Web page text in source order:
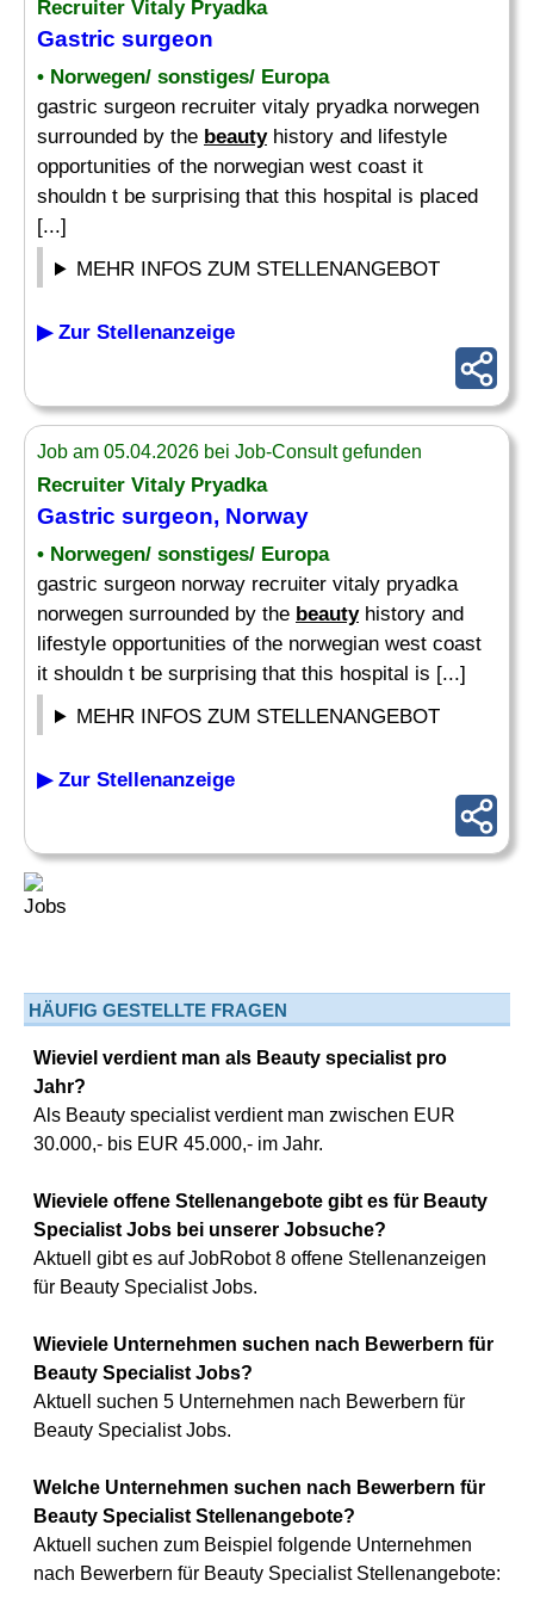
Recruiter Vitaly Pryadka
Gastric surgeon
• Norwegen/ sonstiges/ Europa
gastric surgeon recruiter vitaly pryadka norwegen
surrounded by the beautyhistory and lifestyle
opportunities of the norwegian west coast it
shouldn t be surprising that this hospital is placed
[...]
MEHR INFOS ZUM STELLENANGEBOT
▶ Zur Stellenanzeige
Job am 05.04.2026 bei Job-Consult gefunden
Recruiter Vitaly Pryadka
Gastric surgeon, Norway
• Norwegen/ sonstiges/ Europa
gastric surgeon norway recruiter vitaly pryadka
norwegen surrounded by the beautyhistory and
lifestyle opportunities of the norwegian west coast
it shouldn t be surprising that this hospital is [...]
MEHR INFOS ZUM STELLENANGEBOT
▶ Zur Stellenanzeige
HÄUFIG GESTELLTE FRAGEN
Wieviel verdient man als Beauty specialist pro
Jahr?
Als Beauty specialist verdient man zwischen EUR
30.000,- bis EUR 45.000,- im Jahr.
Wieviele offene Stellenangebote gibt es für Beauty
Specialist Jobs bei unserer Jobsuche?
Aktuell gibt es auf JobRobot 8 offene Stellenanzeigen
für Beauty Specialist Jobs.
Wieviele Unternehmen suchen nach Bewerbern für
Beauty Specialist Jobs?
Aktuell suchen 5 Unternehmen nach Bewerbern für
Beauty Specialist Jobs.
Welche Unternehmen suchen nach Bewerbern für
Beauty Specialist Stellenangebote?
Aktuell suchen zum Beispiel folgende Unternehmen
nach Bewerbern für Beauty Specialist Stellenangebote: